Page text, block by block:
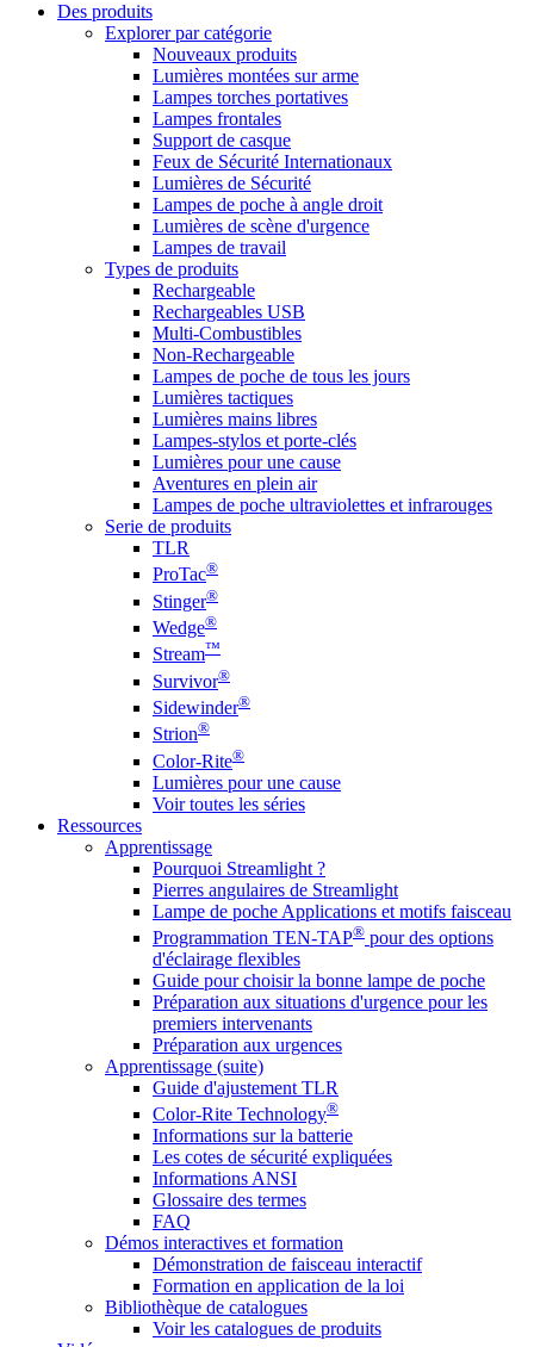
Des produits
Explorer par catégorie
Nouveaux produits
Lumières montées sur arme
Lampes torches portatives
Lampes frontales
Support de casque
Feux de Sécurité Internationaux
Lumières de Sécurité
Lampes de poche à angle droit
Lumières de scène d'urgence
Lampes de travail
Types de produits
Rechargeable
Rechargeables USB
Multi-Combustibles
Non-Rechargeable
Lampes de poche de tous les jours
Lumières tactiques
Lumières mains libres
Lampes-stylos et porte-clés
Lumières pour une cause
Aventures en plein air
Lampes de poche ultraviolettes et infrarouges
Serie de produits
TLR
ProTac®
Stinger®
Wedge®
Stream™
Survivor®
Sidewinder®
Strion®
Color-Rite®
Lumières pour une cause
Voir toutes les séries
Ressources
Apprentissage
Pourquoi Streamlight ?
Pierres angulaires de Streamlight
Lampe de poche Applications et motifs faisceau
Programmation TEN-TAP® pour des options
d'éclairage flexibles
Guide pour choisir la bonne lampe de poche
Préparation aux situations d'urgence pour les
premiers intervenants
Préparation aux urgences
Apprentissage (suite)
Guide d'ajustement TLR
Color-Rite Technology®
Informations sur la batterie
Les cotes de sécurité expliquées
Informations ANSI
Glossaire des termes
FAQ
Démos interactives et formation
Démonstration de faisceau interactif
Formation en application de la loi
Bibliothèque de catalogues
Voir les catalogues de produits